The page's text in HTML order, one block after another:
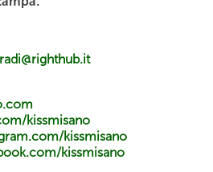
kissmisano
kissmisano
kissmisano